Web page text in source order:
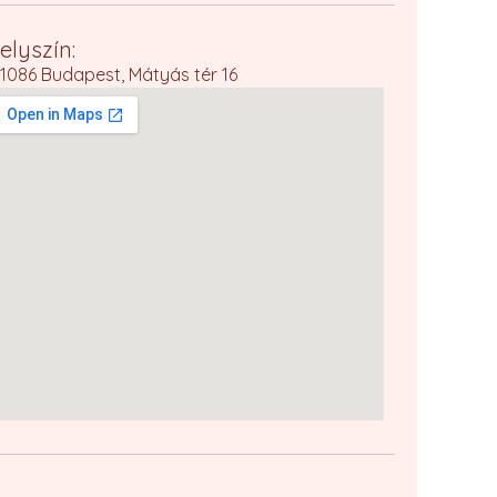
1086 Budapest, Mátyás tér 16